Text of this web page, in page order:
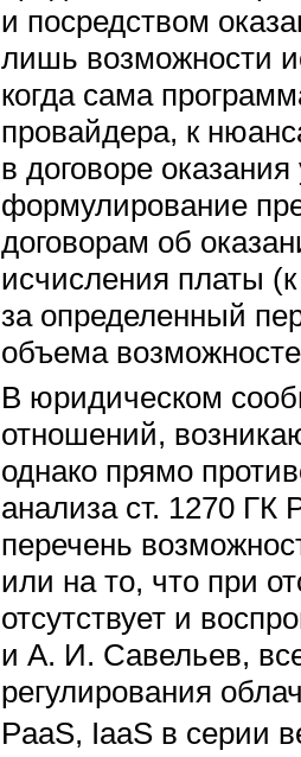
и посредством
лишь возможности
когда сама
провайдера, к
в договоре оказания
формулирование
договорам об
исчисления платы
за определенный
объема
В юридическом
отношений,
однако прямо
анализа ст. 1270 ГК
перечень
или на то, что при
отсутствует и
и А. И. Савельев,
регулирования
PaaS, IaaS в серии